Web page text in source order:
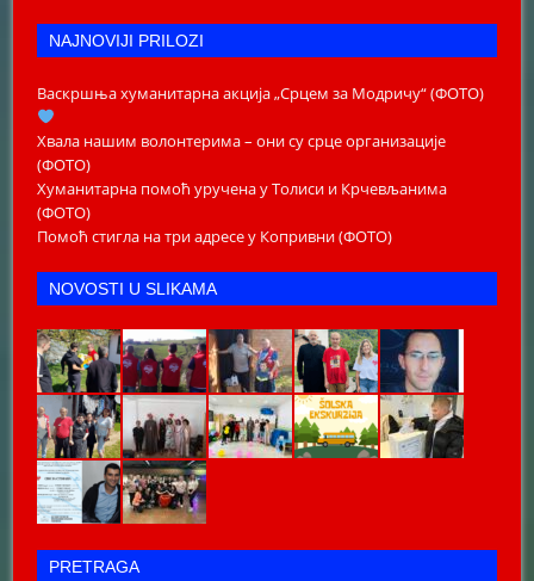
NAJNOVIJI PRILOZI
Васкршња хуманитарна акција „Срцем за Модричу“ (ФОТО)
Хвала нашим волонтерима – они су срце организације
(ФОТО)
Хуманитарна помоћ уручена у Толиси и Крчевљанима
(ФОТО)
Помоћ стигла на три адресе у Копривни (ФОТО)
NOVOSTI U SLIKAMA
PRETRAGA